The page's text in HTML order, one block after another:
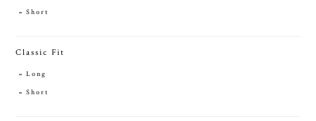
Short
Classic Fit
Long
Short